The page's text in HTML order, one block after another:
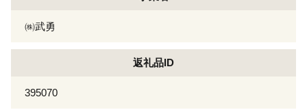
㈱武勇
返礼品ID
395070